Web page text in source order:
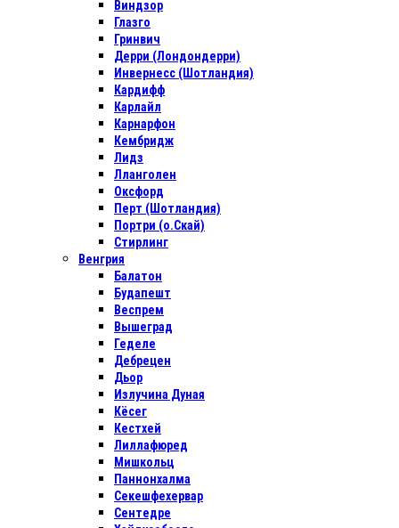
Виндзор
Глазго
Гринвич
Дерри (Лондондерри)
Инвернесс (Шотландия)
Кардифф
Карлайл
Карнарфон
Кембридж
Лидз
Лланголен
Оксфорд
Перт (Шотландия)
Портри (о.Скай)
Стирлинг
Венгрия
Балатон
Будапешт
Веспрем
Вышеград
Геделе
Дебрецен
Дьор
Излучина Дуная
Кёсег
Кестхей
Лиллафюред
Мишкольц
Паннонхалма
Секешфехервар
Сентедре